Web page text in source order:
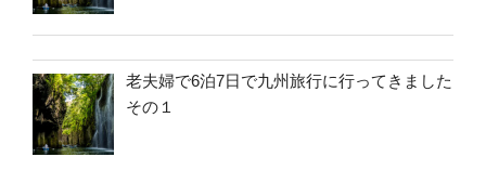
老夫婦で6泊7日で九州旅行に行ってきました
その１